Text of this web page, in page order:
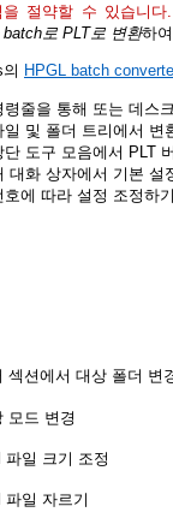
을 절약할 수 있습니다.
로 PLT로 변환하
HPGL batch
령줄을 통해 또는 데스
일 및 폴더 트리에서 변
단 도구 모음에서 PLT
대화 상자에서 기본 설
호에 따라 설정 조정하기
섹션에서 대상 폴더 변
모드 변경
파일 크기 조정
파일 자르기